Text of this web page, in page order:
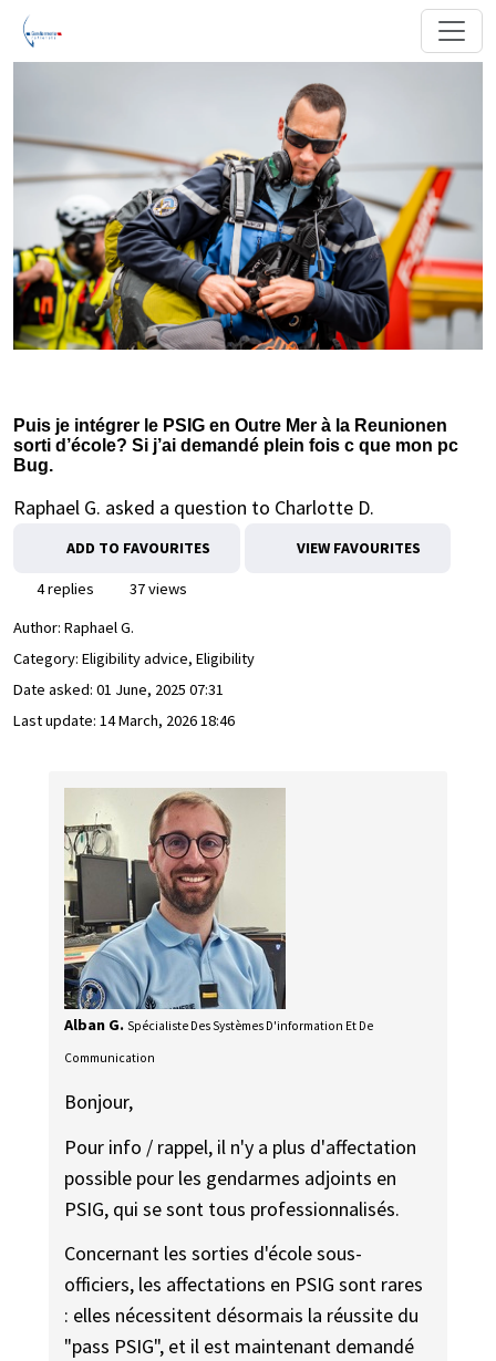
Puis je intégrer le PSIG en Outre Mer à la Reunionen
sorti d’école? Si j’ai demandé plein fois c que mon pc
Bug.
Raphael G. asked a question to Charlotte D.
ADD TO FAVOURITES VIEW FAVOURITES
4 replies
37 views
Author: Raphael G.
Category: Eligibility advice, Eligibility
Date asked: 01 June, 2025 07:31
Last update: 14 March, 2026 18:46
Alban G. Spécialiste Des Systèmes D'information Et De
Communication
Bonjour,
Pour info / rappel, il n'y a plus d'affectation
possible pour les gendarmes adjoints en
PSIG, qui se sont tous professionnalisés.
Concernant les sorties d'école sous-
officiers, les affectations en PSIG sont rares
: elles nécessitent désormais la réussite du
"pass PSIG", et il est maintenant demandé